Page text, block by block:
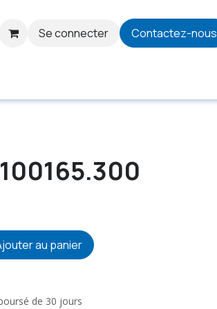
Se connecter
Contactez-nous
au panier
de 30 jours